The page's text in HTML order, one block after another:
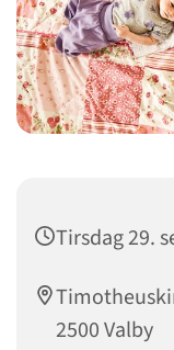
Tirsdag 29.
2500 Valby